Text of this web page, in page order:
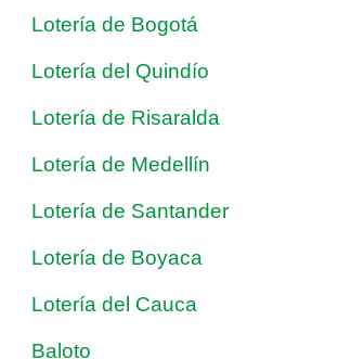
Lotería de Bogotá
Lotería del Quindío
Lotería de Risaralda
Lotería de Medellín
Lotería de Santander
Lotería de Boyaca
Lotería del Cauca
Baloto